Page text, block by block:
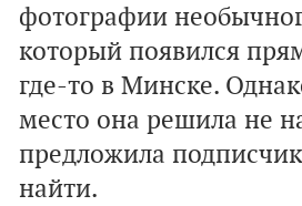
фотографии
который появился
где-то в Минске.
место она решила не
предложила
найти.